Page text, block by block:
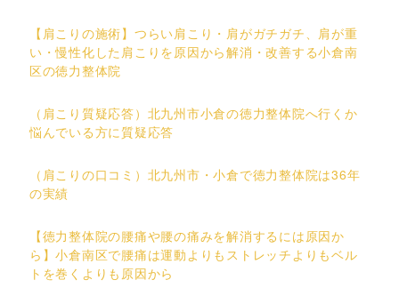
【肩こりの施術】つらい肩こり・肩がガチガチ、肩が重
い・慢性化した肩こりを原因から解消・改善する小倉南
区の徳力整体院
（肩こり質疑応答）北九州市小倉の徳力整体院へ行くか
悩んでいる方に質疑応答
（肩こりの口コミ）北九州市・小倉で徳力整体院は36年
の実績
【徳力整体院の腰痛や腰の痛みを解消するには原因か
ら】小倉南区で腰痛は運動よりもストレッチよりもベル
トを巻くよりも原因から